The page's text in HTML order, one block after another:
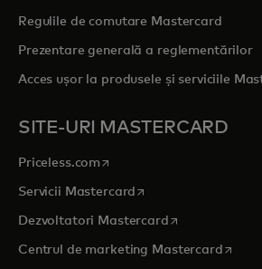
Regulile de comutare Mastercard
Prezentare generală a reglementărilor
Acces ușor la produsele și serviciile
SITE-URI MASTERCARD
Priceless.com opens in a new tab
Servicii Mastercard opens in a new tab
Dezvoltatori Mastercardopens in a new
Centrul de marketing Mastercardopens